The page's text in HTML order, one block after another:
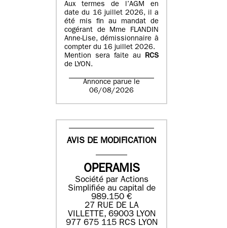
Aux termes de l’AGM en
date du 16 juillet 2026, il a
été mis fin au mandat de
cogérant de Mme FLANDIN
Anne-Lise, démissionnaire à
compter du 16 juillet 2026.
Mention sera faite au RCS
de LYON.
Annonce parue le
06/08/2026
AVIS DE MODIFICATION
OPERAMIS
Société par Actions
Simplifiée au capital de
989.150 €
27 RUE DE LA
VILLETTE, 69003 LYON
977 675 115 RCS LYON